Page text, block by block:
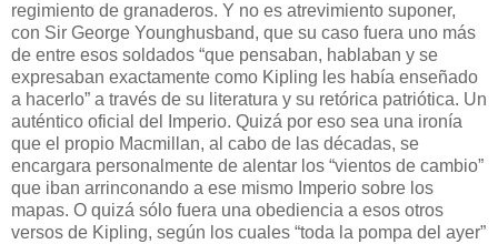
regimiento de granaderos. Y no es atrevimiento suponer,
con Sir George Younghusband, que su caso fuera uno más
de entre esos soldados “que pensaban, hablaban y se
expresaban exactamente como Kipling les había enseñado
a hacerlo” a través de su literatura y su retórica patriótica. Un
auténtico oficial del Imperio. Quizá por eso sea una ironía
que el propio Macmillan, al cabo de las décadas, se
encargara personalmente de alentar los “vientos de cambio”
que iban arrinconando a ese mismo Imperio sobre los
mapas. O quizá sólo fuera una obediencia a esos otros
versos de Kipling, según los cuales “toda la pompa del ayer”